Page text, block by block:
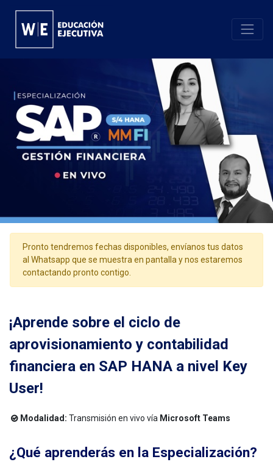
Pronto tendremos fechas disponibles, envíanos tus datos
al Whatsapp que se muestra en pantalla y nos estaremos
contactando pronto contigo.
¡Aprende sobre el ciclo de
aprovisionamiento y contabilidad
financiera en SAP HANA a nivel Key
User!
Modalidad: Transmisión en vivo vía Microsoft Teams
¿Qué aprenderás en la Especialización?